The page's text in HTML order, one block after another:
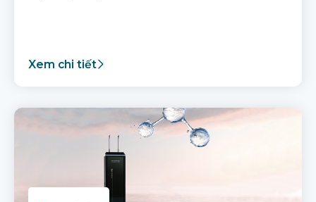
Xem chi tiết